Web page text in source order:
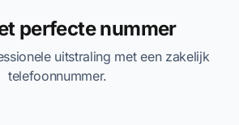
perfecte nummer
uitstraling met een zakelijk
telefoonnummer.